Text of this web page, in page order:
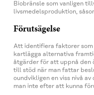
Biobränsle som vanligen
livsmedelsproduktion,
Förutsägelse
Att identifiera faktorer
kartlägga alternativa
åtgärder för att uppnå den
till stöd när man fattar
oundvikligen en viss nivå
man inte efter att kunna